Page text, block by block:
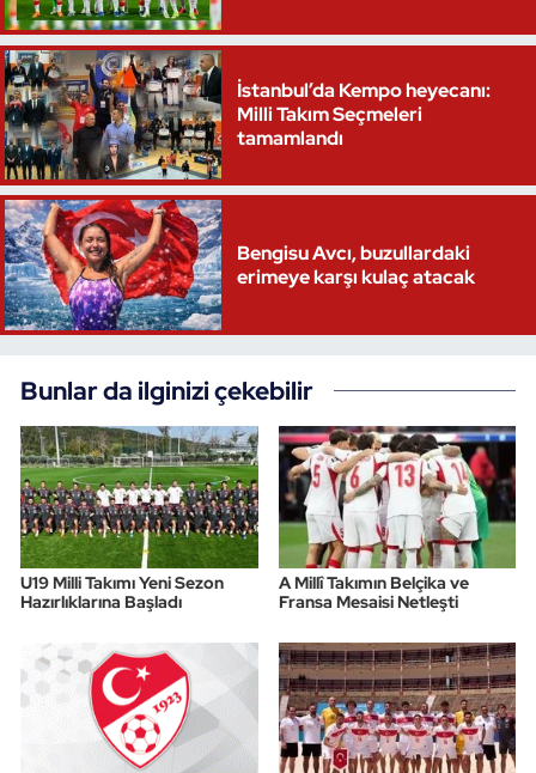
İstanbul’da Kempo heyecanı:
Milli Takım Seçmeleri
tamamlandı
Bengisu Avcı, buzullardaki
erimeye karşı kulaç atacak
Bunlar da ilginizi çekebilir
U19 Milli Takımı Yeni Sezon
Hazırlıklarına Başladı
A Millî Takımın Belçika ve
Fransa Mesaisi Netleşti